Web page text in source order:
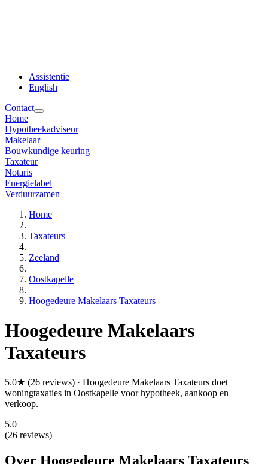
Assistentie
English
Contact
Home
Hypotheekadviseur
Makelaar
Bouwkundige keuring
Taxateur
Notaris
Energielabel
Verduurzamen
Home
Taxateurs
Zeeland
Oostkapelle
Hoogedeure Makelaars Taxateurs
Hoogedeure Makelaars
Taxateurs
5.0★ (26 reviews) · Hoogedeure Makelaars Taxateurs doet
woningtaxaties in Oostkapelle voor hypotheek, aankoop en
verkoop.
5.0
(26 reviews)
Over Hoogedeure Makelaars Taxateurs